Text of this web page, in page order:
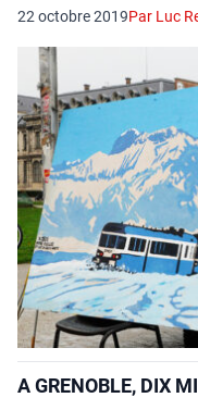
22 octobre 2019Par Luc
A GRENOBLE, DIX